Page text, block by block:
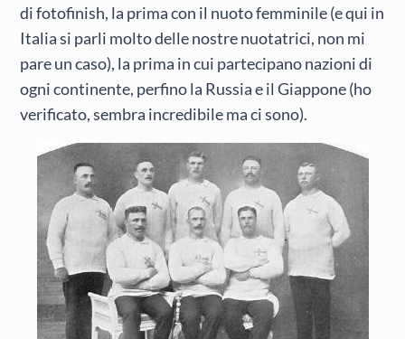
di fotofinish, la prima con il nuoto femminile (e qui in
Italia si parli molto delle nostre nuotatrici, non mi
pare un caso), la prima in cui partecipano nazioni di
ogni continente, perfino la Russia e il Giappone (ho
verificato, sembra incredibile ma ci sono).